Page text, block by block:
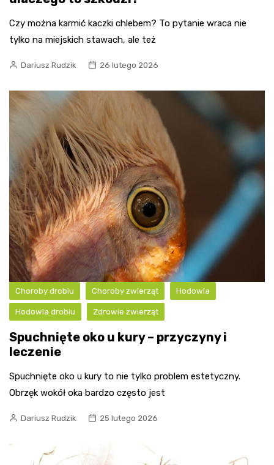
Czy można karmić kaczki chlebem? To pytanie wraca nie
tylko na miejskich stawach, ale też
Dariusz Rudzik 26 lutego 2026
Choroby drobiu Choroby zwierząt Hodowla
Hodowla drobiu Zdrowie zwierząt
Spuchnięte oko u kury – przyczyny i
leczenie
Spuchnięte oko u kury to nie tylko problem estetyczny.
Obrzęk wokół oka bardzo często jest
Dariusz Rudzik 25 lutego 2026